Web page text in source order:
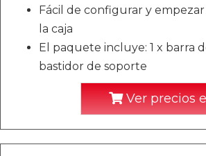
Fácil de configurar y
la caja
El paquete incluye: 1 x barra
bastidor de soporte
Ver precios